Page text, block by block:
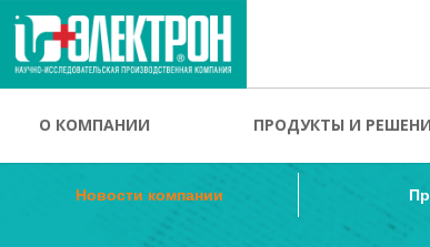
О КОМПАНИИ ПРОДУКТЫ И
Новости компании
Новости компании